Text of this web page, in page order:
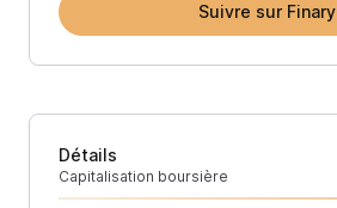
Suivre sur Finary
Détails
Capitalisation boursière